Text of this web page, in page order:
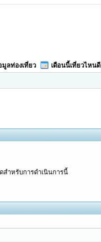
มูลท่องเที่ยว เดือนนี้เที่ยวไหนดี
ำหรับการดำเนินการนี้